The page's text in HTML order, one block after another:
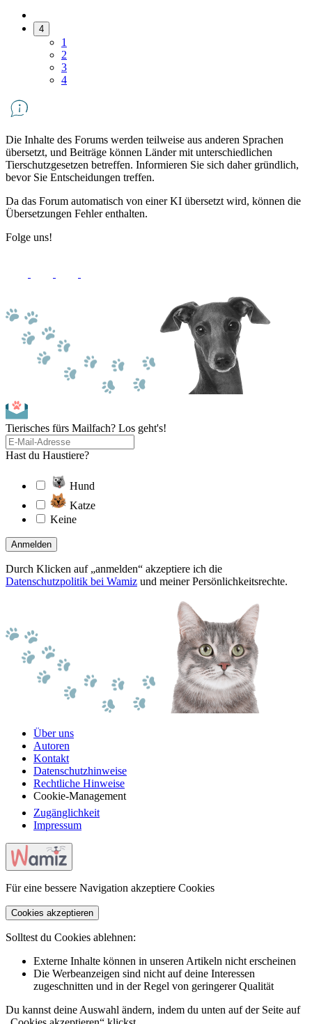
4
1
2
3
4
Die Inhalte des Forums werden teilweise aus anderen Sprachen
übersetzt, und Beiträge können Länder mit unterschiedlichen
Tierschutzgesetzen betreffen. Informieren Sie sich daher gründlich,
bevor Sie Entscheidungen treffen.
Da das Forum automatisch von einer KI übersetzt wird, können die
Übersetzungen Fehler enthalten.
Folge uns!
Tierisches fürs Mailfach? Los geht's!
Hast du Haustiere?
Hund
Katze
Keine
Anmelden
Durch Klicken auf „anmelden“ akzeptiere ich die
Datenschutzpolitik bei Wamiz und meiner Persönlichkeitsrechte.
Über uns
Autoren
Kontakt
Datenschutzhinweise
Rechtliche Hinweise
Cookie-Management
Zugänglichkeit
Impressum
Für eine bessere Navigation akzeptiere Cookies
Cookies akzeptieren
Solltest du Cookies ablehnen:
Externe Inhalte können in unseren Artikeln nicht erscheinen
Die Werbeanzeigen sind nicht auf deine Interessen
zugeschnitten und in der Regel von geringerer Qualität
Du kannst deine Auswahl ändern, indem du unten auf der Seite auf